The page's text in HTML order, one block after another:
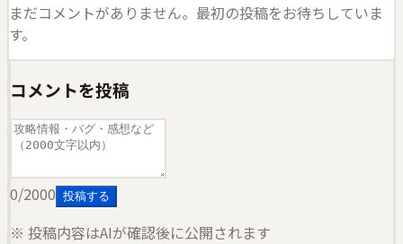
まだコメントがありません。最初の投稿をお待ちしていま
す。
コメントを投稿
0/2000 投稿する
※ 投稿内容はAIが確認後に公開されます